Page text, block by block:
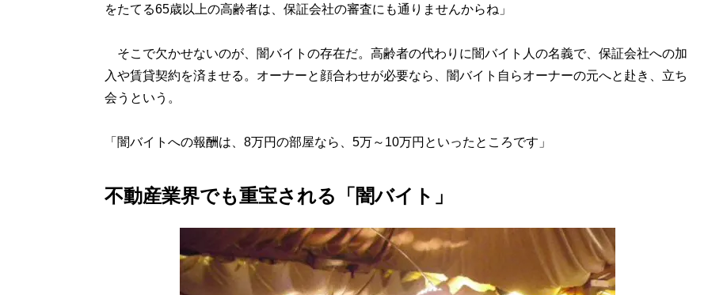
をたてる65歳以上の高齢者は、保証会社の審査にも通りませんからね」
そこで欠かせないのが、闇バイトの存在だ。高齢者の代わりに闇バイト人の名義で、保証会社への加
入や賃貸契約を済ませる。オーナーと顔合わせが必要なら、闇バイト自らオーナーの元へと赴き、立ち
会うという。
「闇バイトへの報酬は、8万円の部屋なら、5万～10万円といったところです」
不動産業界でも重宝される「闇バイト」